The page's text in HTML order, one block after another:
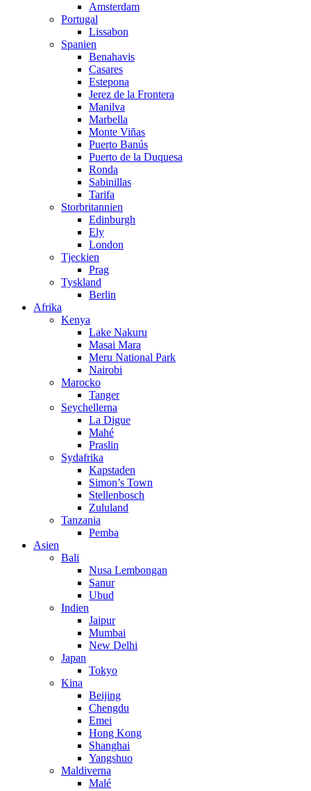
Amsterdam
Portugal
Lissabon
Spanien
Benahavis
Casares
Estepona
Jerez de la Frontera
Manilva
Marbella
Monte Viñas
Puerto Banús
Puerto de la Duquesa
Ronda
Sabinillas
Tarifa
Storbritannien
Edinburgh
Ely
London
Tjeckien
Prag
Tyskland
Berlin
Afrika
Kenya
Lake Nakuru
Masai Mara
Meru National Park
Nairobi
Marocko
Tanger
Seychellerna
La Digue
Mahé
Praslin
Sydafrika
Kapstaden
Simon’s Town
Stellenbosch
Zululand
Tanzania
Pemba
Asien
Bali
Nusa Lembongan
Sanur
Ubud
Indien
Jaipur
Mumbai
New Delhi
Japan
Tokyo
Kina
Beijing
Chengdu
Emei
Hong Kong
Shanghai
Yangshuo
Maldiverna
Malé